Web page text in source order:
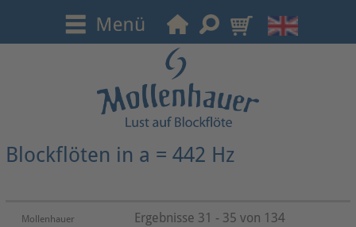
Blockflöten in a = 442 Hz
Mollenhauer Ergebnisse 31 - 35 von 134